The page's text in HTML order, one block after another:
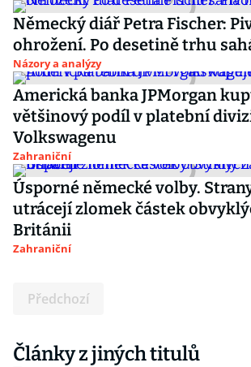
Německý diář Petra Fischer:
ohrožení. Po desetině trhu
Názory a analýzy
Americká banka JPMorgan
většinový podíl v platební
Volkswagenu
Zahraniční
Úsporné německé volby.
utrácejí zlomek částek
Británii
Zahraniční
Předchozí
Články z jiných titulů